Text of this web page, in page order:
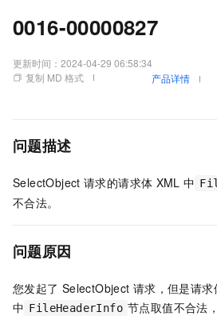
0016-00000827
更新时间： 2024-04-29 06:58:34
复制 MD 格式
产品详情
问题描述
SelectObject 请求的请求体 XML 中
不合法。
问题原因
您发起了 SelectObject 请求，但是请求
中 FileHeaderInfo 节点取值不合法